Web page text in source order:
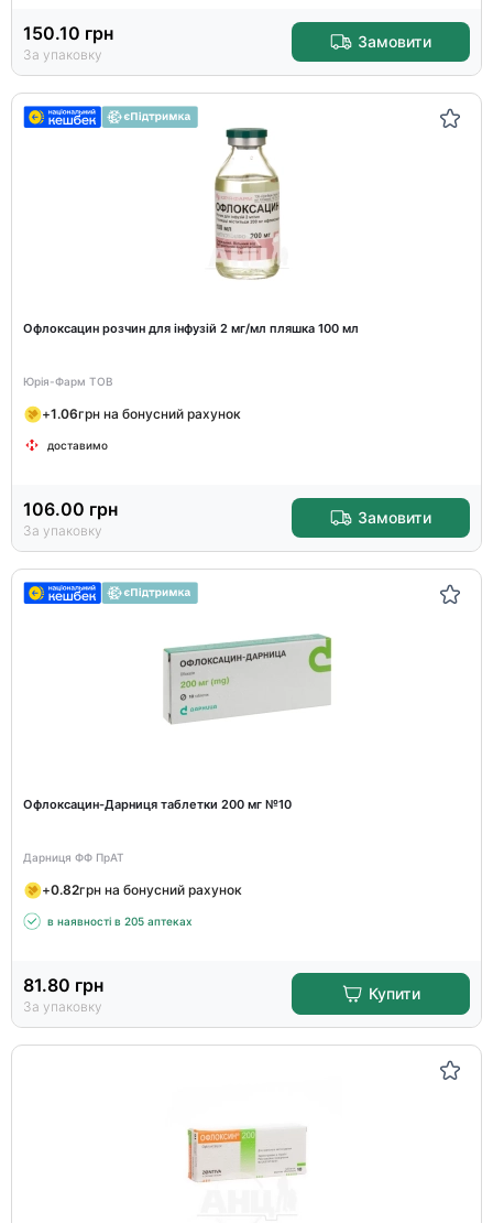
150.10 грн
За упаковку
Замовити
Офлоксацин розчин для інфузій 2 мг/мл пляшка 100 мл
Юрія-Фарм ТОВ
+1.06грн на бонусний рахунок
доставимо
106.00 грн
За упаковку
Замовити
Офлоксацин-Дарниця таблетки 200 мг №10
Дарниця ФФ ПрАТ
+0.82грн на бонусний рахунок
в наявності в 205 аптеках
81.80 грн
За упаковку
Купити